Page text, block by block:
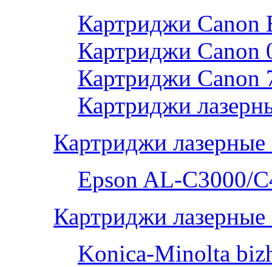
Картриджи Canon
Картриджи Canon
Картриджи Canon
Картриджи
Картриджи лазерные
Epson AL-С3000/
Картриджи
Konica-Minolta